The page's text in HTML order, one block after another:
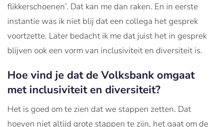
flikkerschoenen’. Dat kan me dan raken. En in eerste
instantie was ik niet blij dat een collega het gesprek
voortzette. Later bedacht ik me dat juist het in gesprek
blijven ook een vorm van inclusiviteit en diversiteit is.
Hoe vind je dat de Volksbank omgaat
met inclusiviteit en diversiteit?
Het is goed om te zien dat we stappen zetten. Dat
hoeven niet altijd grote stappen te zijn, het gaat om de